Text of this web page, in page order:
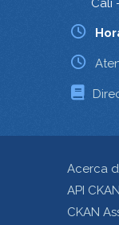
Cali
Acerca
API CKAN
CKAN